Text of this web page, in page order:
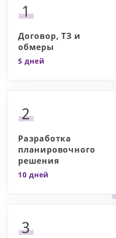
1
Договор, ТЗ и
обмеры
5 дней
2
Разработка
планировочного
решения
10 дней
3